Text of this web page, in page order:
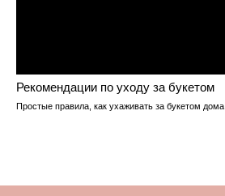
Рекомендации по уходу за букетом
Простые правила, как ухаживать за букетом дома